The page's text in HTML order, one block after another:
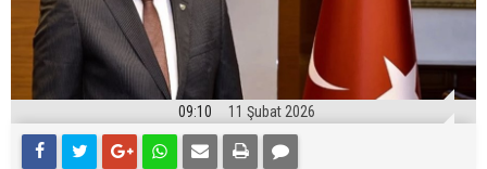
09:10 11 Şubat 2026